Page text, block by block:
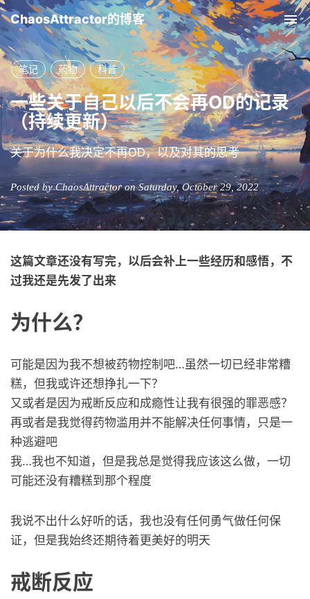
ChaosAttractor的博客
笔记 药物 科普
一些关于自己以后不会再OD的记录
（持续更新）
关于为什么我决定不再OD，以及对其的思考
Posted by ChaosAttractor on Saturday, October 29, 2022
这篇文章还没有写完，以后会补上一些经历和感悟，不
过我还是先发了出来
为什么？
可能是因为我不想被药物控制吧…虽然一切已经非常糟
糕，但我或许还想挣扎一下？
又或者是因为戒断反应和成瘾性让我有很强的罪恶感？
再或者是我觉得药物滥用并不能解决任何事情，只是一
种逃避吧
我…我也不知道，但是我总是觉得我应该这么做，一切
可能还没有糟糕到那个程度
我说不出什么好听的话，我也没有任何勇气做任何保
证，但是我始终还期待着更美好的明天
戒断反应